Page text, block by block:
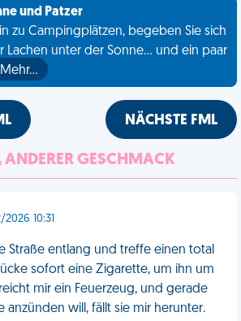
und Patzer
zu Campingplätzen, begeben Sie sich
Lachen unter der Sonne... und ein paar
Mehr…
NÄCHSTE FML
ANDERER GESCHMACK
10:31
Straße entlang und treffe einen total
sofort eine Zigarette, um ihn um
mir ein Feuerzeug, und gerade
anzünden will, fällt sie mir herunter.